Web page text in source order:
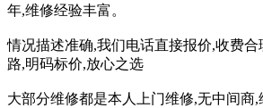
年,维修经验丰富。
情况描述准确,我们电话直接报价,收费
路,明码标价,放心之选
大部分维修都是本人上门维修,无中间商